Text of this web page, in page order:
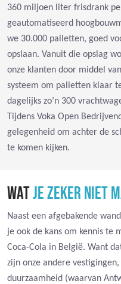
360 miljoen liter frisdrank
geautomatiseerd
we 30.000 palletten, goed
opslaan. Vanuit die opslag
onze klanten door middel
systeem om palletten klaar
dagelijks zo’n 300
Tijdens Voka Open
gelegenheid om achter de
te komen kijken.
WATJE ZEKER NIET
Naast een afgebakende
je ook de kans om kennis te
Coca-Cola in België. Want
zijn onze andere
duurzaamheid (waarvan